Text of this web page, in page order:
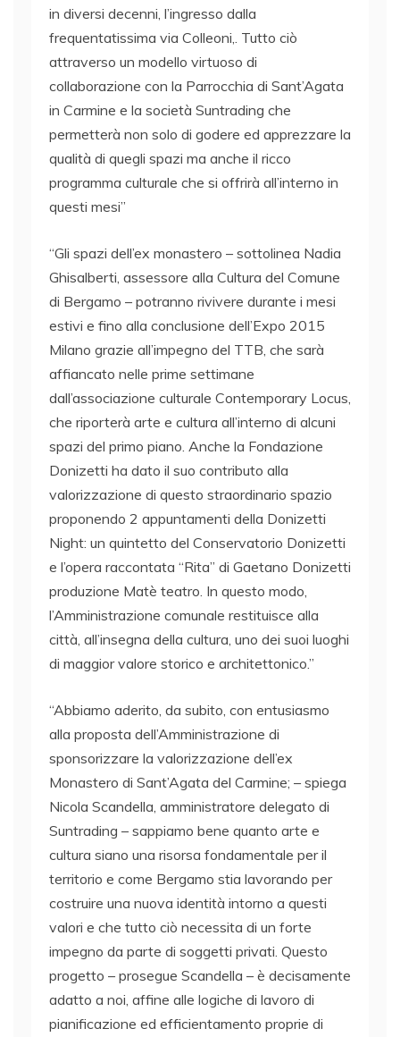
in diversi decenni, l’ingresso dalla
frequentatissima via Colleoni,. Tutto ciò
attraverso un modello virtuoso di
collaborazione con la Parrocchia di Sant’Agata
in Carmine e la società Suntrading che
permetterà non solo di godere ed apprezzare la
qualità di quegli spazi ma anche il ricco
programma culturale che si offrirà all’interno in
questi mesi”
“Gli spazi dell’ex monastero – sottolinea Nadia
Ghisalberti, assessore alla Cultura del Comune
di Bergamo – potranno rivivere durante i mesi
estivi e fino alla conclusione dell’Expo 2015
Milano grazie all’impegno del TTB, che sarà
affiancato nelle prime settimane
dall’associazione culturale Contemporary Locus,
che riporterà arte e cultura all’interno di alcuni
spazi del primo piano. Anche la Fondazione
Donizetti ha dato il suo contributo alla
valorizzazione di questo straordinario spazio
proponendo 2 appuntamenti della Donizetti
Night: un quintetto del Conservatorio Donizetti
e l’opera raccontata “Rita” di Gaetano Donizetti
produzione Matè teatro. In questo modo,
l’Amministrazione comunale restituisce alla
città, all’insegna della cultura, uno dei suoi luoghi
di maggior valore storico e architettonico.”
“Abbiamo aderito, da subito, con entusiasmo
alla proposta dell’Amministrazione di
sponsorizzare la valorizzazione dell’ex
Monastero di Sant’Agata del Carmine; – spiega
Nicola Scandella, amministratore delegato di
Suntrading – sappiamo bene quanto arte e
cultura siano una risorsa fondamentale per il
territorio e come Bergamo stia lavorando per
costruire una nuova identità intorno a questi
valori e che tutto ciò necessita di un forte
impegno da parte di soggetti privati. Questo
progetto – prosegue Scandella – è decisamente
adatto a noi, affine alle logiche di lavoro di
pianificazione ed efficientamento proprie di